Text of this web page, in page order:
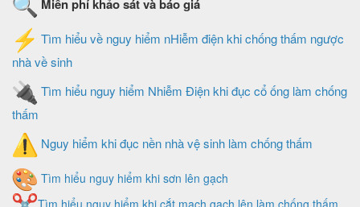
Miễn phí khảo sát và báo giá
Tìm hiểu về nguy hiểm nHiễm điện khi chống thấm ngược
nhà về sinh
Tìm hiểu nguy hiểm Nhiễm Điện khi đục cổ ống làm chống
thấm
Nguy hiểm khi đục nền nhà vệ sinh làm chống thấm
Tìm hiểu nguy hiểm khi sơn lên gạch
Tìm hiểu nguy hiểm khi cắt mạch gạch lên làm chống thấm